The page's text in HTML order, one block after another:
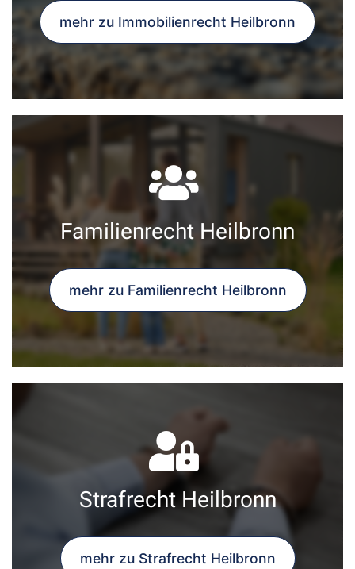
mehr zu Immobilienrecht Heilbronn
Familienrecht Heilbronn
mehr zu Familienrecht Heilbronn
Strafrecht Heilbronn
mehr zu Strafrecht Heilbronn